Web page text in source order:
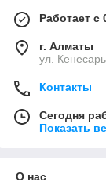
Работает с
г. Алматы
ул.
Контакты
Сегодня
Показать
О нас